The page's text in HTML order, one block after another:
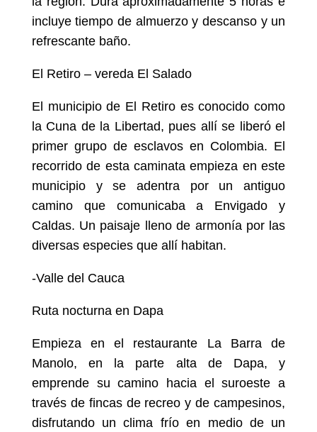
incluye tiempo de almuerzo y descanso y un
refrescante baño.
El Retiro – vereda El Salado
El municipio de El Retiro es conocido como
la Cuna de la Libertad, pues allí se liberó el
primer grupo de esclavos en Colombia. El
recorrido de esta caminata empieza en este
municipio y se adentra por un antiguo
camino que comunicaba a Envigado y
Caldas. Un paisaje lleno de armonía por las
diversas especies que allí habitan.
-Valle del Cauca
Ruta nocturna en Dapa
Empieza en el restaurante La Barra de
Manolo, en la parte alta de Dapa, y
emprende su camino hacia el suroeste a
través de fincas de recreo y de campesinos,
disfrutando un clima frío en medio de un